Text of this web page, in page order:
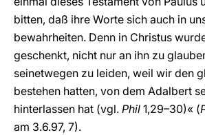
bitten, daß ihre Worte sich auch in
bewahrheiten. Denn in Christus
geschenkt, nicht nur an ihn zu
seinetwegen zu leiden, weil wir den
bestehen hatten, von dem Adalbert
hinterlassen hat (vgl. Phil 1,29–30)« (
am 3.6.97, 7).